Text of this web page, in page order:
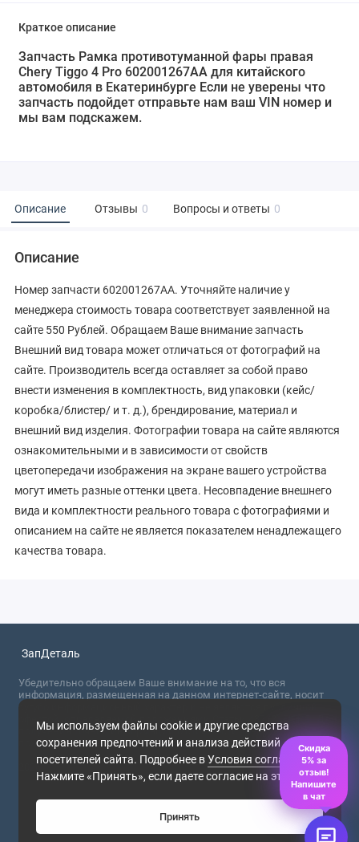
Краткое описание
Запчасть Рамка противотуманной фары правая
Chery Tiggo 4 Pro 602001267AA для китайского
автомобиля в Екатеринбурге Если не уверены что
запчасть подойдет отправьте нам ваш VIN номер и
мы вам подскажем.
Описание Отзывы 0 Вопросы и ответы 0
Описание
Номер запчасти 602001267AA. Уточняйте наличие у
менеджера стоимость товара соответствует заявленной на
сайте 550 Рублей. Обращаем Ваше внимание запчасть
Внешний вид товара может отличаться от фотографий на
сайте. Производитель всегда оставляет за собой право
внести изменения в комплектность, вид упаковки (кейс/
коробка/блистер/ и т. д.), брендирование, материал и
внешний вид изделия. Фотографии товара на сайте являются
ознакомительными и в зависимости от свойств
цветопередачи изображения на экране вашего устройства
могут иметь разные оттенки цвета. Несовпадение внешнего
вида и комплектности реального товара с фотографиями и
описанием на сайте не является показателем ненадлежащего
качества товара.
Мы используем файлы cookie и другие средства
сохранения предпочтений и анализа действий
посетителей сайта. Подробнее вУсловия соглашения.
Нажмите «Принять», если даете согласие на это.
Принять
ЗапДеталь
Убедительно обращаем Ваше внимание на то, что вся
информация, размещенная на данном интернет-сайте, носит
сугубо информационный характер и не являются публичной
офертой, определяемой положениями Статьи 437 (2) ГК РФ. Для
получения точной информации о стоимости товаров,
пожалуйста, обращайтесь в ближайший офис продаж.
2026
Скидка
5% за
отзыв!
Напишите
в чат